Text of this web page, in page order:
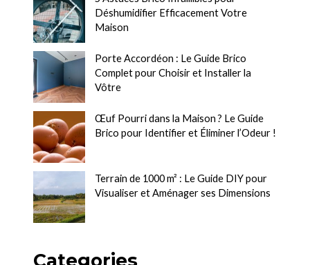
Déshumidifier Efficacement Votre
Maison
Porte Accordéon : Le Guide Brico
Complet pour Choisir et Installer la
Vôtre
Œuf Pourri dans la Maison ? Le Guide
Brico pour Identifier et Éliminer l’Odeur !
Terrain de 1000 m² : Le Guide DIY pour
Visualiser et Aménager ses Dimensions
Categories